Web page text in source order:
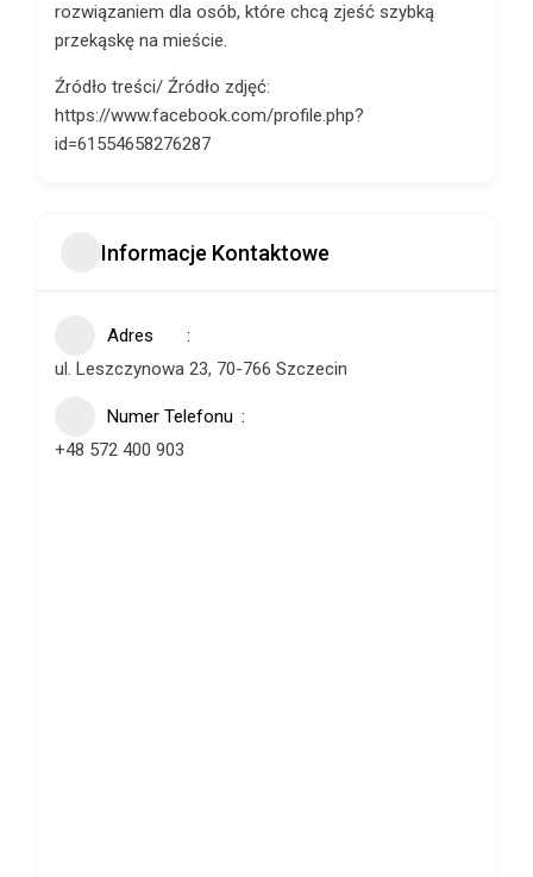
rozwiązaniem dla osób, które chcą zjeść szybką
przekąskę na mieście.
Źródło treści/ Źródło zdjęć:
https://www.facebook.com/profile.php?
id=61554658276287
Informacje Kontaktowe
Adres
ul. Leszczynowa 23, 70-766 Szczecin
Numer Telefonu
+48 572 400 903